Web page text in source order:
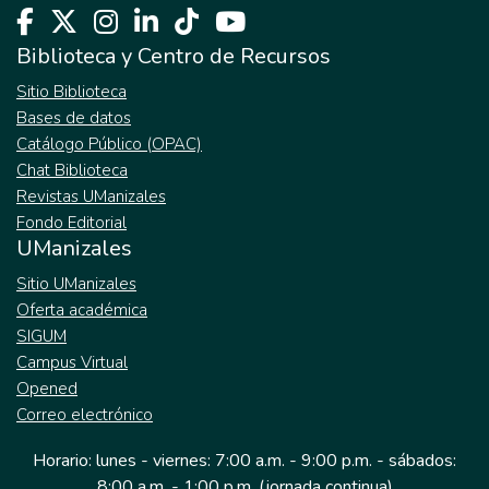
personas que acu-den al sector, y cuando
es que se sienten realmente enfermos.
Como resultado se encontró contrario a lo
amerita”.
Biblioteca y Centro de Recursos
Sitio Biblioteca
Bases de datos
Catálogo Público (OPAC)
Chat Biblioteca
Revistas UManizales
Fondo Editorial
UManizales
Sitio UManizales
Oferta académica
SIGUM
Campus Virtual
Opened
Correo electrónico
Horario: lunes - viernes: 7:00 a.m. - 9:00 p.m. - sábados: